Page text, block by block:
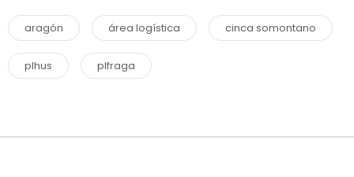
aragón área logística cinca somontano
plhus plfraga